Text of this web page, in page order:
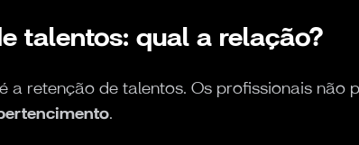
talentos: qual a relação?
retenção de talentos. Os profissionais não
.